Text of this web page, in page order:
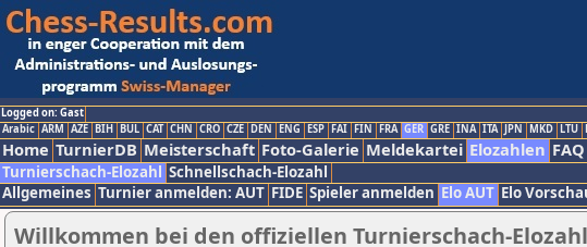
Logged on: Gast
Arabic ARM AZE BIH BUL CAT CHN CRO CZE DEN ENG ESP FAI FIN FRA GER GRE INA ITA JPN MKD LTU
Home TurnierDB Meisterschaft Foto-Galerie Meldekartei Elozahlen FAQ
Turnierschach-Elozahl Schnellschach-Elozahl
Allgemeines Turnier anmelden: AUT FIDE Spieler anmelden Elo AUT Elo
Willkommen bei den offiziellen Turnierschach-